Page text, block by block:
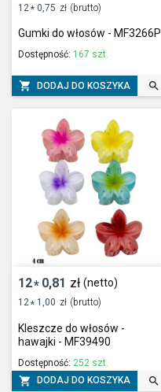
12 * 0,75 zł (brutto)
Gumki do włosów - MF3266P
Dostępność: 167 szt.
 DODAJ DO KOSZYKA 
12* 0,81 zł (netto)
12 * 1,00 zł (brutto)
Kleszcze do włosów -
hawajki - MF39490
Dostępność: 252 szt.
 DODAJ DO KOSZYKA 